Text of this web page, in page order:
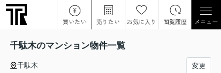
買いたい 売りたい お気に入り 閲覧履歴 メニュー
千駄木のマンション物件一覧
千駄木 変更